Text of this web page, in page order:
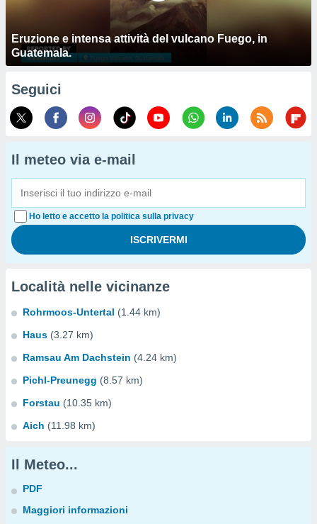
Eruzione e intensa attività del vulcano Fuego, in
Guatemala.
Seguici
Il meteo via e-mail
Ho letto e accetto la politica sulla privacy
Località nelle vicinanze
Rohrmoos-Untertal (1.44 km)
Haus (3.27 km)
Ramsau Am Dachstein (4.24 km)
Pichl-Preunegg (8.57 km)
Forstau (10.35 km)
Aich (11.98 km)
Il Meteo...
PDF
Maggiori informazioni